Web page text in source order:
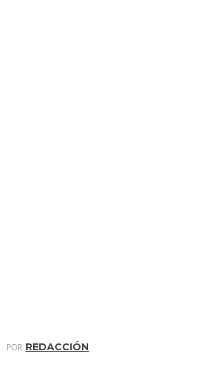
POR REDACCIÓN